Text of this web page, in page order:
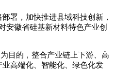
署，加快推进县域科技创新，
安徽省硅基新材料特色产业创
目的，整合产业链上下游、高
高端化、智能化、绿色化发